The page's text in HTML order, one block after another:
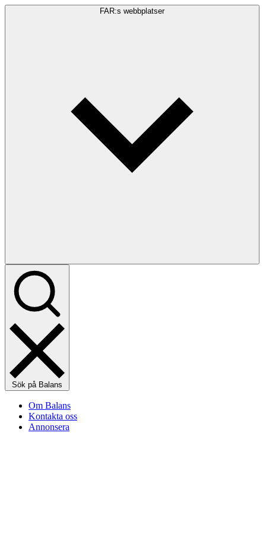
FAR:s webbplatser
Sök på Balans
Om Balans
Kontakta oss
Annonsera